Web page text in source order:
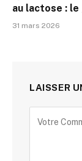
au lactose :
31 mars 2026
LAISSER